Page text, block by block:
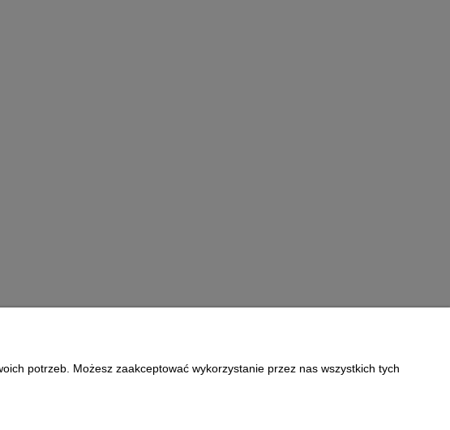
O nas Informacje
potrzeb. Możesz zaakceptować wykorzystanie przez nas wszystkich tych